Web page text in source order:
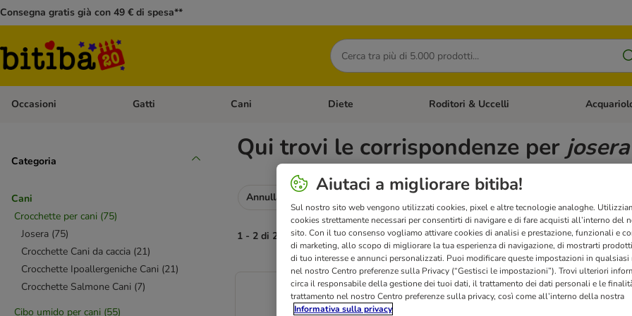
Consegna gratis già con 49 € di spesa**
Cerca
Occasioni Apri Menù Categoria: Occasioni
Gatti Apri Menù Categoria: Gatti
Cani Apri Menù Categoria: Cani
Diete Apri Menù Categoria: Diete
Roditori & Uccelli Apri Menù
Categoria
Cani
Crocchette per cani (75)
Josera (75)
Crocchette Cani da caccia (21)
Crocchette Ipoallergeniche Cani (21)
Crocchette Salmone Cani (7)
Cibo umido per cani (55)
Qui trovi le corrispondenze per josera
Annulla tutti i filtri
1 - 2 di 2 risultati
3 KG GRATIS!
Aiutaci a migliorare bitiba!
Sul nostro sito web vengono utilizzati cookies, pixel e altre tecnologie analoghe.
cookies strettamente necessari per consentirti di navigare e di fare acquisti all’interno del
sito. Con il tuo consenso vogliamo attivare cookies di analisi e prestazione, funzionali e
di marketing, allo scopo di migliorare la tua esperienza di navigazione, di mostrarti
di tuo interesse e annunci personalizzati. Puoi modificare queste impostazioni in qualsiasi
nel nostro Centro preferenze sulla Privacy (“Gestisci le impostazioni”). Trovi ulteriori
circa il responsabile della gestione dei tuoi dati, il trattamento dei dati personali e le
trattamento nel nostro Centro preferenze sulla privacy, così come all’interno della nostra
Informativa sulla privacy